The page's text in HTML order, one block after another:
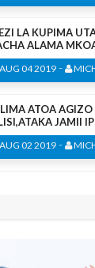
LA KUPIMA
ALAMA
AUG 04 2019 -
ATOA AGIZO
JAMII
AUG 02 2019 -